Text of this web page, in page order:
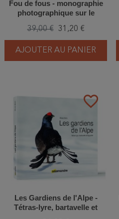
Fou de fous - monographie
photographique sur le
39,00 € 31,20 €
AJOUTER AU PANIER
favorite_border
Les Gardiens de l'Alpe -
Tétras-lyre, bartavelle et